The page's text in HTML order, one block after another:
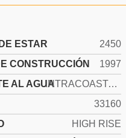
ESTAR
2450
CONSTRUCCIÓN
1997
AL AGUA
INTRACOASTAL FRONT
33160
HIGH RISE